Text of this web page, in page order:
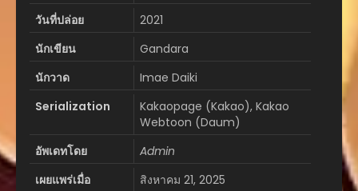
วันที่ปล่อย
2021
นักเขียน
Gandara
นักวาด
Imae Daiki
Serialization
Kakaopage (Kakao), Kakao
Webtoon (Daum)
อัพเดทโดย
Admin
เผยแพร่เมื่อ
สิงหาคม 21, 2025